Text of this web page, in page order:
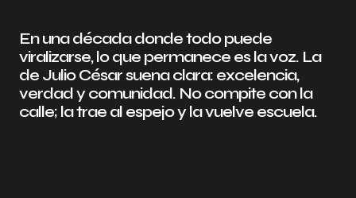
En una década donde todo puede
viralizarse, lo que permanece es la voz. La
de Julio César suena clara: excelencia,
verdad y comunidad. No compite con la
calle; la trae al espejo y la vuelve escuela.